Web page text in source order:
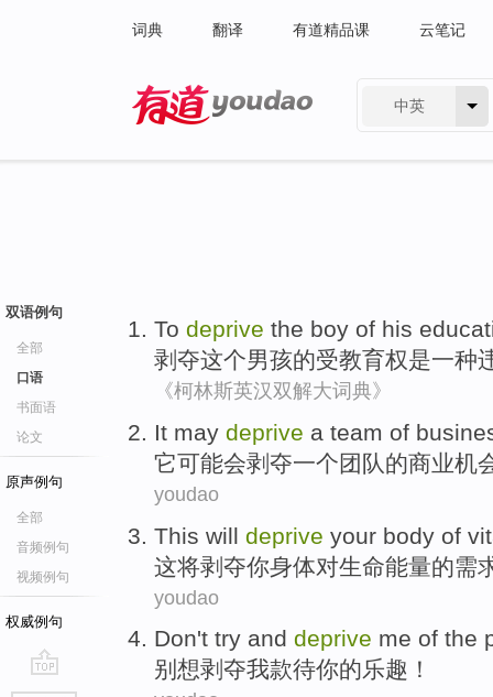
词典 翻译 有道精品课 云笔记
中英
双语例句
全部
口语
书面语
论文
原声例句
全部
音频例句
视频例句
权威例句
go
To deprive the boy of his
剥夺这个男孩的受教育权是一种
《柯林斯英汉双解大词典》
It may deprive a team of
它可能会剥夺一个团队的商业机
youdao
This will deprive your body of
这将剥夺你身体对生命能量的需
youdao
Don't try and deprive me of the
别 想剥夺我款待你的乐趣 ！